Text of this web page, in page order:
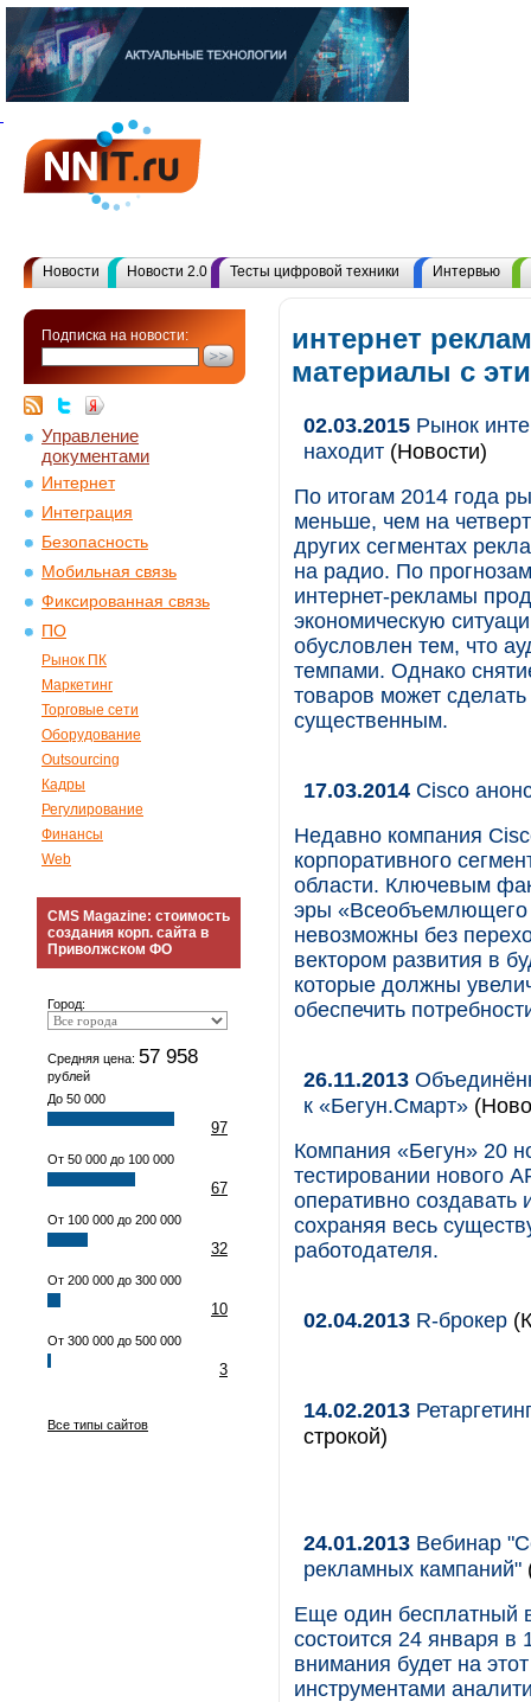
Новости Новости 2.0 Тесты цифровой техники Интервью
Подписка на новости:
Управление
документами
Интернет
Интеграция
Безопасность
Мобильная связь
Фиксированная связь
ПО
Рынок ПК
Маркетинг
Торговые сети
Оборудование
Outsourcing
Кадры
Регулирование
Финансы
Web
CMS Magazine: стоимость
создания корп. сайта в
Приволжском ФО
Город:
Средняя цена: 57 958
рублей
До 50 000
97
От 50 000 до 100 000
67
От 100 000 до 200 000
32
От 200 000 до 300 000
10
От 300 000 до 500 000
3
Все типы сайтов
интернет
материалы с
02.03.2015 Рынок
находит (Новости)
По итогам 2014 года
меньше, чем на
других сегментах
на радио. По
интернет-рекламы
экономическую
обусловлен тем, что
темпами. Однако
товаров может
существенным.
17.03.2014 Cisco
Недавно компания
корпоративного
области. Ключевым
эры
невозможны без
вектором развития в
которые должны
обеспечить
26.11.2013
к «Бегун.Смарт»
Компания «Бегун» 20
тестировании нового
оперативно создавать
сохраняя весь
работодателя.
02.04.2013 R-брокер
14.02.2013
строкой)
24.01.2013 Вебинар
рекламных кампаний"
Еще один бесплатный
состоится 24 января
внимания будет на
инструментами